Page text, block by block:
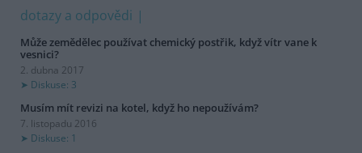
dotazy a odpovědi
Může zemědělec používat chemický postřik, když vítr vane k
vesnici?
2. dubna 2017
Diskuse: 3
Musím mít revizi na kotel, když ho nepoužívám?
7. listopadu 2016
Diskuse: 1